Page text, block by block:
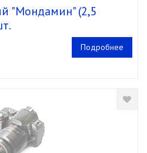
"Мондамин" (2,5
Подробнее